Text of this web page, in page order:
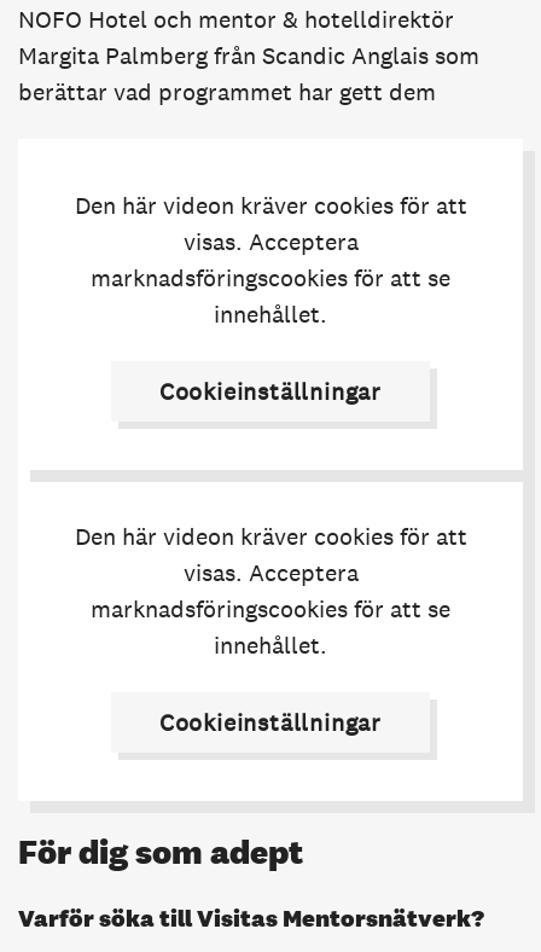
NOFO Hotel och mentor & hotelldirektör
Margita Palmberg från Scandic Anglais som
berättar vad programmet har gett dem
Den här videon kräver cookies för att
visas. Acceptera
marknadsföringscookies för att se
innehållet.
Cookieinställningar
Den här videon kräver cookies för att
visas. Acceptera
marknadsföringscookies för att se
innehållet.
Cookieinställningar
För dig som adept
Varför söka till Visitas Mentorsnätverk?